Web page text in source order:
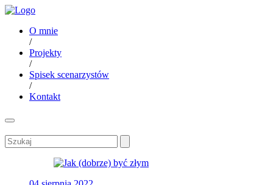
O mnie
/
Projekty
/
Spisek scenarzystów
/
Kontakt